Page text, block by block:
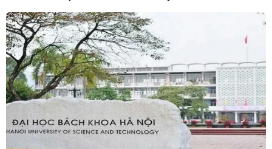
Bảo đảm an toàn hệ thống ngân
hàng và phát triển kinh tế số
09/08/2026 06:20
Trung Quốc công bố kế hoạch phát
triển ngành hàng không dân dụng
09/08/2026 05:12